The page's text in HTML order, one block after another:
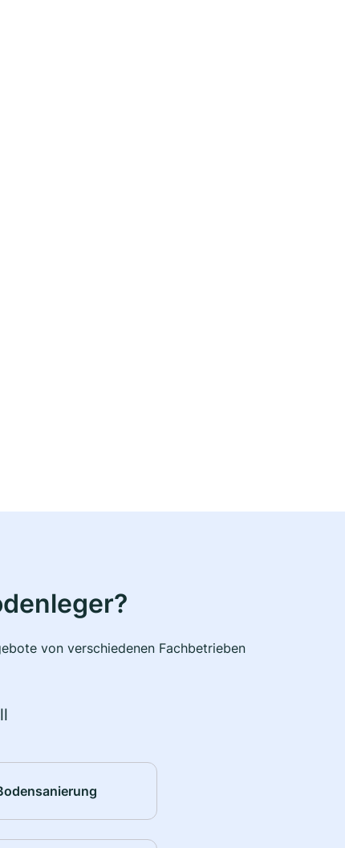
von verschiedenen Fachbetrieben